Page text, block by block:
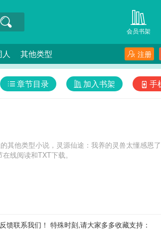
会员书架
其他类型 注册
手
加入书架
章节目录
其他类型小说，灵源仙途：我养的灵兽太懂感恩
线阅读和TXT下载。
联系我们！ 特殊时刻,请大家多多收藏支持：